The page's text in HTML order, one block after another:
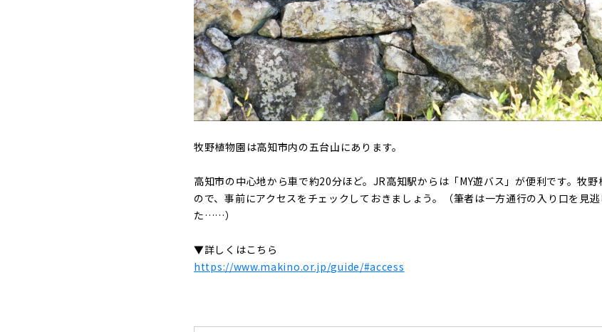
牧野植物園は高知市内の五台山にあります。
高知市の中心地から車で約20分ほど。JR高知駅からは「MY遊バス」が便利です。牧
ので、事前にアクセスをチェックしておきましょう。（筆者は一方通行の入り口を見
た……）
▼詳しくはこちら
https://www.makino.or.jp/guide/#access